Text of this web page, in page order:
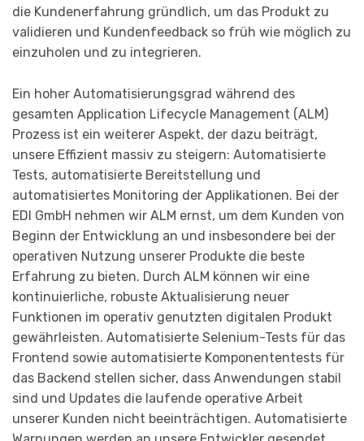
die Kundenerfahrung gründlich, um das Produkt zu
validieren und Kundenfeedback so früh wie möglich zu
einzuholen und zu integrieren.
Ein hoher Automatisierungsgrad während des
gesamten Application Lifecycle Management (ALM)
Prozess ist ein weiterer Aspekt, der dazu beiträgt,
unsere Effizient massiv zu steigern: Automatisierte
Tests, automatisierte Bereitstellung und
automatisiertes Monitoring der Applikationen. Bei der
EDI GmbH nehmen wir ALM ernst, um dem Kunden von
Beginn der Entwicklung an und insbesondere bei der
operativen Nutzung unserer Produkte die beste
Erfahrung zu bieten. Durch ALM können wir eine
kontinuierliche, robuste Aktualisierung neuer
Funktionen im operativ genutzten digitalen Produkt
gewährleisten. Automatisierte Selenium-Tests für das
Frontend sowie automatisierte Komponententests für
das Backend stellen sicher, dass Anwendungen stabil
sind und Updates die laufende operative Arbeit
unserer Kunden nicht beeinträchtigen. Automatisierte